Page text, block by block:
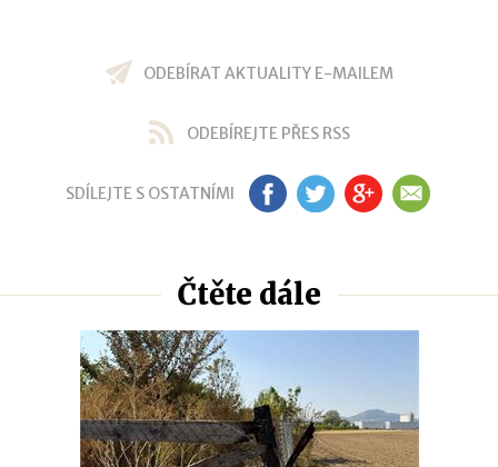
ODEBÍRAT AKTUALITY E-MAILEM
ODEBÍREJTE PŘES RSS
SDÍLEJTE S OSTATNÍMI FB TW GP EM
Čtěte dále